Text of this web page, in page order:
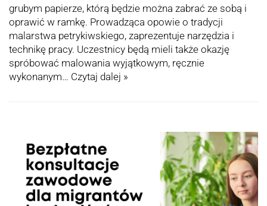
grubym papierze, którą będzie można zabrać ze sobą i
oprawić w ramkę. Prowadząca opowie o tradycji
malarstwa petrykiwskiego, zaprezentuje narzędzia i
technikę pracy. Uczestnicy będą mieli także okazję
spróbować malowania wyjątkowym, ręcznie
wykonanym… Czytaj dalej »